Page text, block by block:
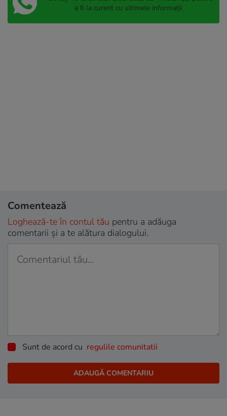
a fi la curent cu ultimele informații
Comentează
Loghează-te în contul tău pentru a adăuga
comentarii și a te alătura dialogului.
Sunt de acord cu regulile comunitatii